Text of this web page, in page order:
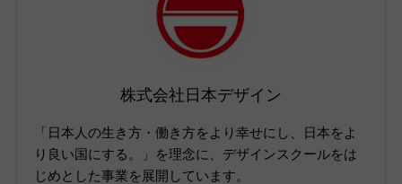
株式会社日本デザイン
「日本人の生き方・働き方をより幸せにし、日本をよ
り良い国にする。」を理念に、デザインスクールをは
じめとした事業を展開しています。